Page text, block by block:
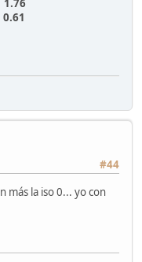
#44
más la iso 0... yo con